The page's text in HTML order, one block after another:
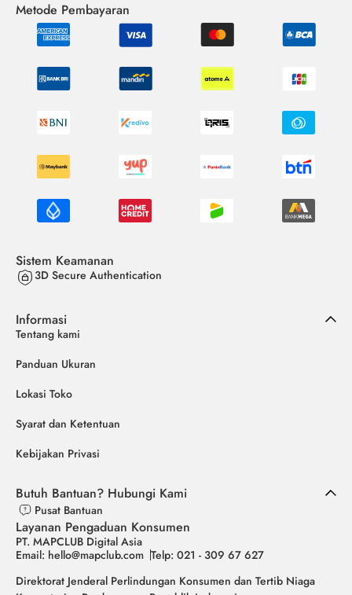
Metode Pembayaran
Sistem Keamanan
3D Secure Authentication
Informasi
Tentang kami
Panduan Ukuran
Lokasi Toko
Syarat dan Ketentuan
Kebijakan Privasi
Butuh Bantuan? Hubungi Kami
Pusat Bantuan
Layanan Pengaduan Konsumen
PT. MAPCLUB Digital Asia
Email: hello@mapclub.com Telp: 021 - 309 67 627
Direktorat Jenderal Perlindungan Konsumen dan Tertib Niaga